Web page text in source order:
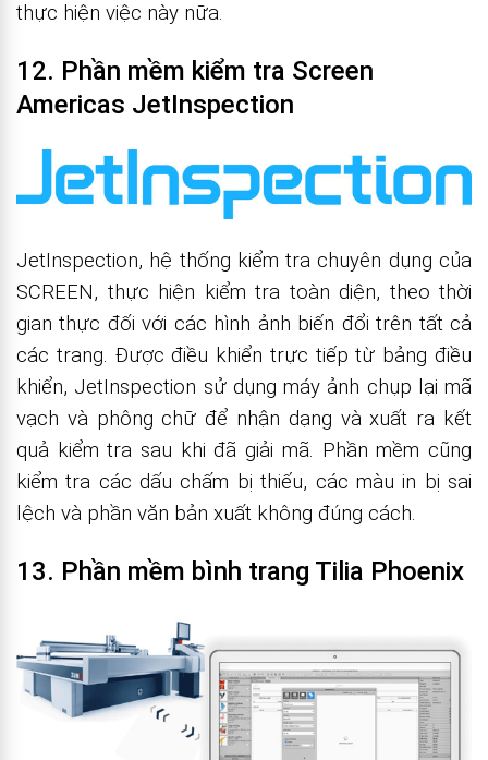
thực hiện việc này nữa.
12. Phần mềm kiểm tra Screen
Americas JetInspection
JetInspection, hệ thống kiểm tra chuyên dụng của
SCREEN, thực hiện kiểm tra toàn diện, theo thời
gian thực đối với các hình ảnh biến đổi trên tất cả
các trang. Được điều khiển trực tiếp từ bảng điều
khiển, JetInspection sử dụng máy ảnh chụp lại mã
vạch và phông chữ để nhận dạng và xuất ra kết
quả kiểm tra sau khi đã giải mã. Phần mềm cũng
kiểm tra các dấu chấm bị thiếu, các màu in bị sai
lệch và phần văn bản xuất không đúng cách.
13. Phần mềm bình trang Tilia Phoenix